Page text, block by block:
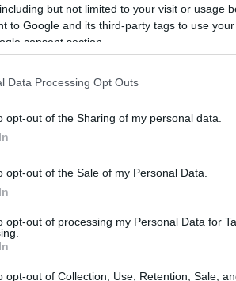
but not limited to your visit or usage
to Google and its third-party tags to use
consent section.
Data Processing Opt Outs
opt-out of the Sharing of my personal data.
opt-out of the Sale of my Personal Data.
opt-out of processing my Personal Data for
opt-out of Collection, Use, Retention, Sale,
του για τους πολίτες του».
Ζωγράφου
στηνεγκατάσταση
του Ζωγράφου και οι
πρόσβαση στο διαδίκτυο,
WiFi4EU της Ευρωπαϊκής